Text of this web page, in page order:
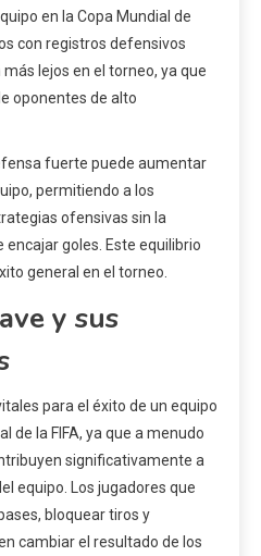
en la Copa Mundial de
con registros defensivos
lejos en el torneo, ya que
oponentes de alto
fuerte puede aumentar
permitiendo a los
ofensivas sin la
goles. Este equilibrio
general en el torneo.
y sus
para el éxito de un equipo
de la FIFA, ya que a menudo
significativamente a
equipo. Los jugadores que
bloquear tiros y
cambiar el resultado de los